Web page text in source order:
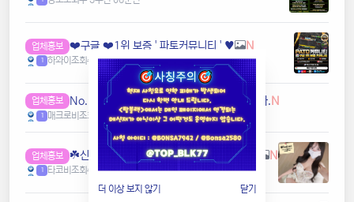
업체홍보 ❤️️구글 ❤️1위 보증 ' 파토커뮤니티 ' ♥️ N
1 하와이 조회수 3추천 07분전
업체홍보 ️️No.1 커뮤 홍보대행 프️로그램 매크로비입니다.N
1 매크로비 조회수 3추천 09분전
업체홍보 ☘️️신규 20만원 당첨쿠폰 수령하세요 ⭕️⭕️ 유튜브검색 > 수아영상방☘️ N
1 타코비 조회수 3추천 09분전
더 이상 보지 않기 닫기